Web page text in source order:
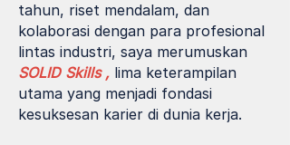
tahun, riset mendalam, dan
kolaborasi dengan para profesional
lintas industri, saya merumuskan
SOLID Skills , lima keterampilan
utama yang menjadi fondasi
kesuksesan karier di dunia kerja.